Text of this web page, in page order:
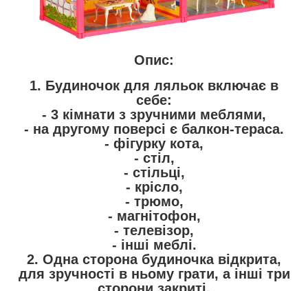
Опис:
1. Будиночок для ляльок включає в
себе:
- 3 кімнати з зручними меблями,
- на другому поверсі є балкон-тераса.
- фігурку кота,
- стіл,
- стільці,
- крісло,
- трюмо,
- магнітофон,
- телевізор,
- інші меблі.
2. Одна сторона будиночка відкрита,
для зручності в ньому грати, а інші три
сторони закриті.